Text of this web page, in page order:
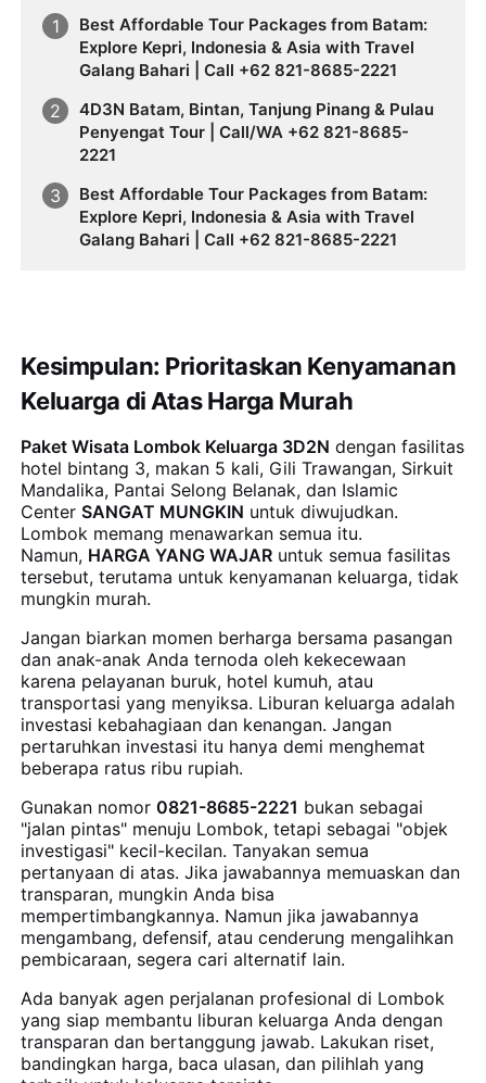
Best Affordable Tour Packages from Batam:
Explore Kepri, Indonesia & Asia with Travel
Galang Bahari | Call +62 821-8685-2221
4D3N Batam, Bintan, Tanjung Pinang & Pulau
Penyengat Tour | Call/WA +62 821-8685-
2221
Best Affordable Tour Packages from Batam:
Explore Kepri, Indonesia & Asia with Travel
Galang Bahari | Call +62 821-8685-2221
Kesimpulan: Prioritaskan Kenyamanan
Keluarga di Atas Harga Murah
Paket Wisata Lombok Keluarga 3D2N dengan fasilitas
hotel bintang 3, makan 5 kali, Gili Trawangan, Sirkuit
Mandalika, Pantai Selong Belanak, dan Islamic
CenterSANGAT MUNGKIN untuk diwujudkan.
Lombok memang menawarkan semua itu.
Namun, HARGA YANG WAJAR untuk semua fasilitas
tersebut, terutama untuk kenyamanan keluarga, tidak
mungkin murah.
Jangan biarkan momen berharga bersama pasangan
dan anak-anak Anda ternoda oleh kekecewaan
karena pelayanan buruk, hotel kumuh, atau
transportasi yang menyiksa. Liburan keluarga adalah
investasi kebahagiaan dan kenangan. Jangan
pertaruhkan investasi itu hanya demi menghemat
beberapa ratus ribu rupiah.
Gunakan nomor0821-8685-2221 bukan sebagai
"jalan pintas" menuju Lombok, tetapi sebagai "objek
investigasi" kecil-kecilan. Tanyakan semua
pertanyaan di atas. Jika jawabannya memuaskan dan
transparan, mungkin Anda bisa
mempertimbangkannya. Namun jika jawabannya
mengambang, defensif, atau cenderung mengalihkan
pembicaraan, segera cari alternatif lain.
Ada banyak agen perjalanan profesional di Lombok
yang siap membantu liburan keluarga Anda dengan
transparan dan bertanggung jawab. Lakukan riset,
bandingkan harga, baca ulasan, dan pilihlah yang